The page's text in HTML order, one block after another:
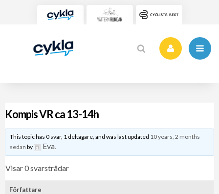
Kompis VR ca 13-14h
This topic has 0 svar, 1 deltagare, and was last updated 10 years, 2 months
sedan by Eva.
Visar 0 svarstrådar
Författare